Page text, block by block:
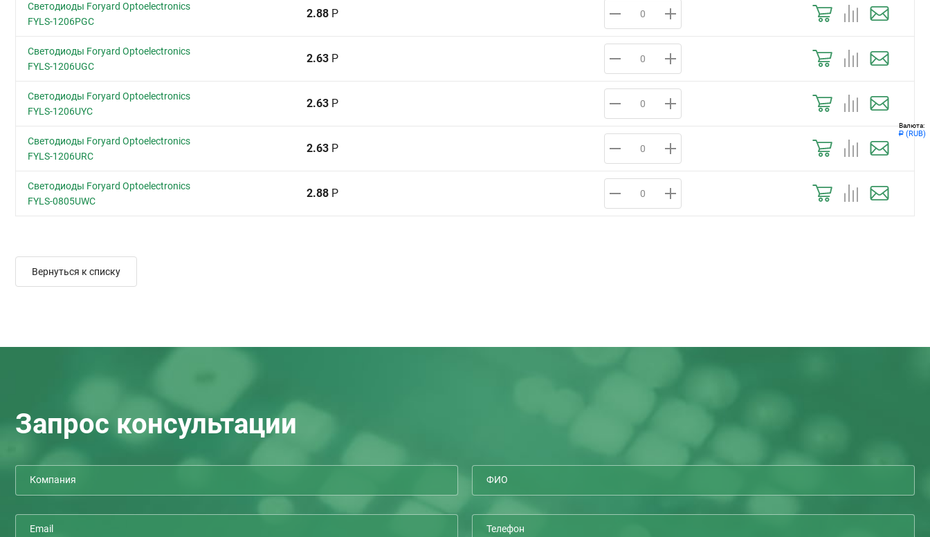
Валюта:
Р (RUB)
Светодиоды Foryard Optoelectronics
FYLS-1206PGC
2.88 Р
Светодиоды Foryard Optoelectronics
FYLS-1206UGC
2.63 Р
Светодиоды Foryard Optoelectronics
FYLS-1206UYC
2.63 Р
Светодиоды Foryard Optoelectronics
FYLS-1206URC
2.63 Р
Светодиоды Foryard Optoelectronics
FYLS-0805UWC
2.88 Р
Вернуться к списку
Запрос консультации